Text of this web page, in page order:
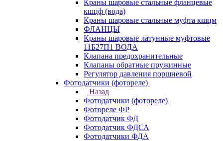
Краны шаровые стальные фланцевые
кшцф (вода)
Краны шаровые стальные муфта кшцм
ФЛАНЦЫ
Краны шаровые латунные муфтовые
11Б27П1 ВОДА
Клапана предохранительные
Клапаны обратные пружинные
Регулятор давления поршневой
Фотодатчики (фотореле)
Назад
Фотодатчики (фотореле)
Фотореле ФР
Фотодатчик ФД
Фотодатчик ФДСА
Фотодатчики ФДА